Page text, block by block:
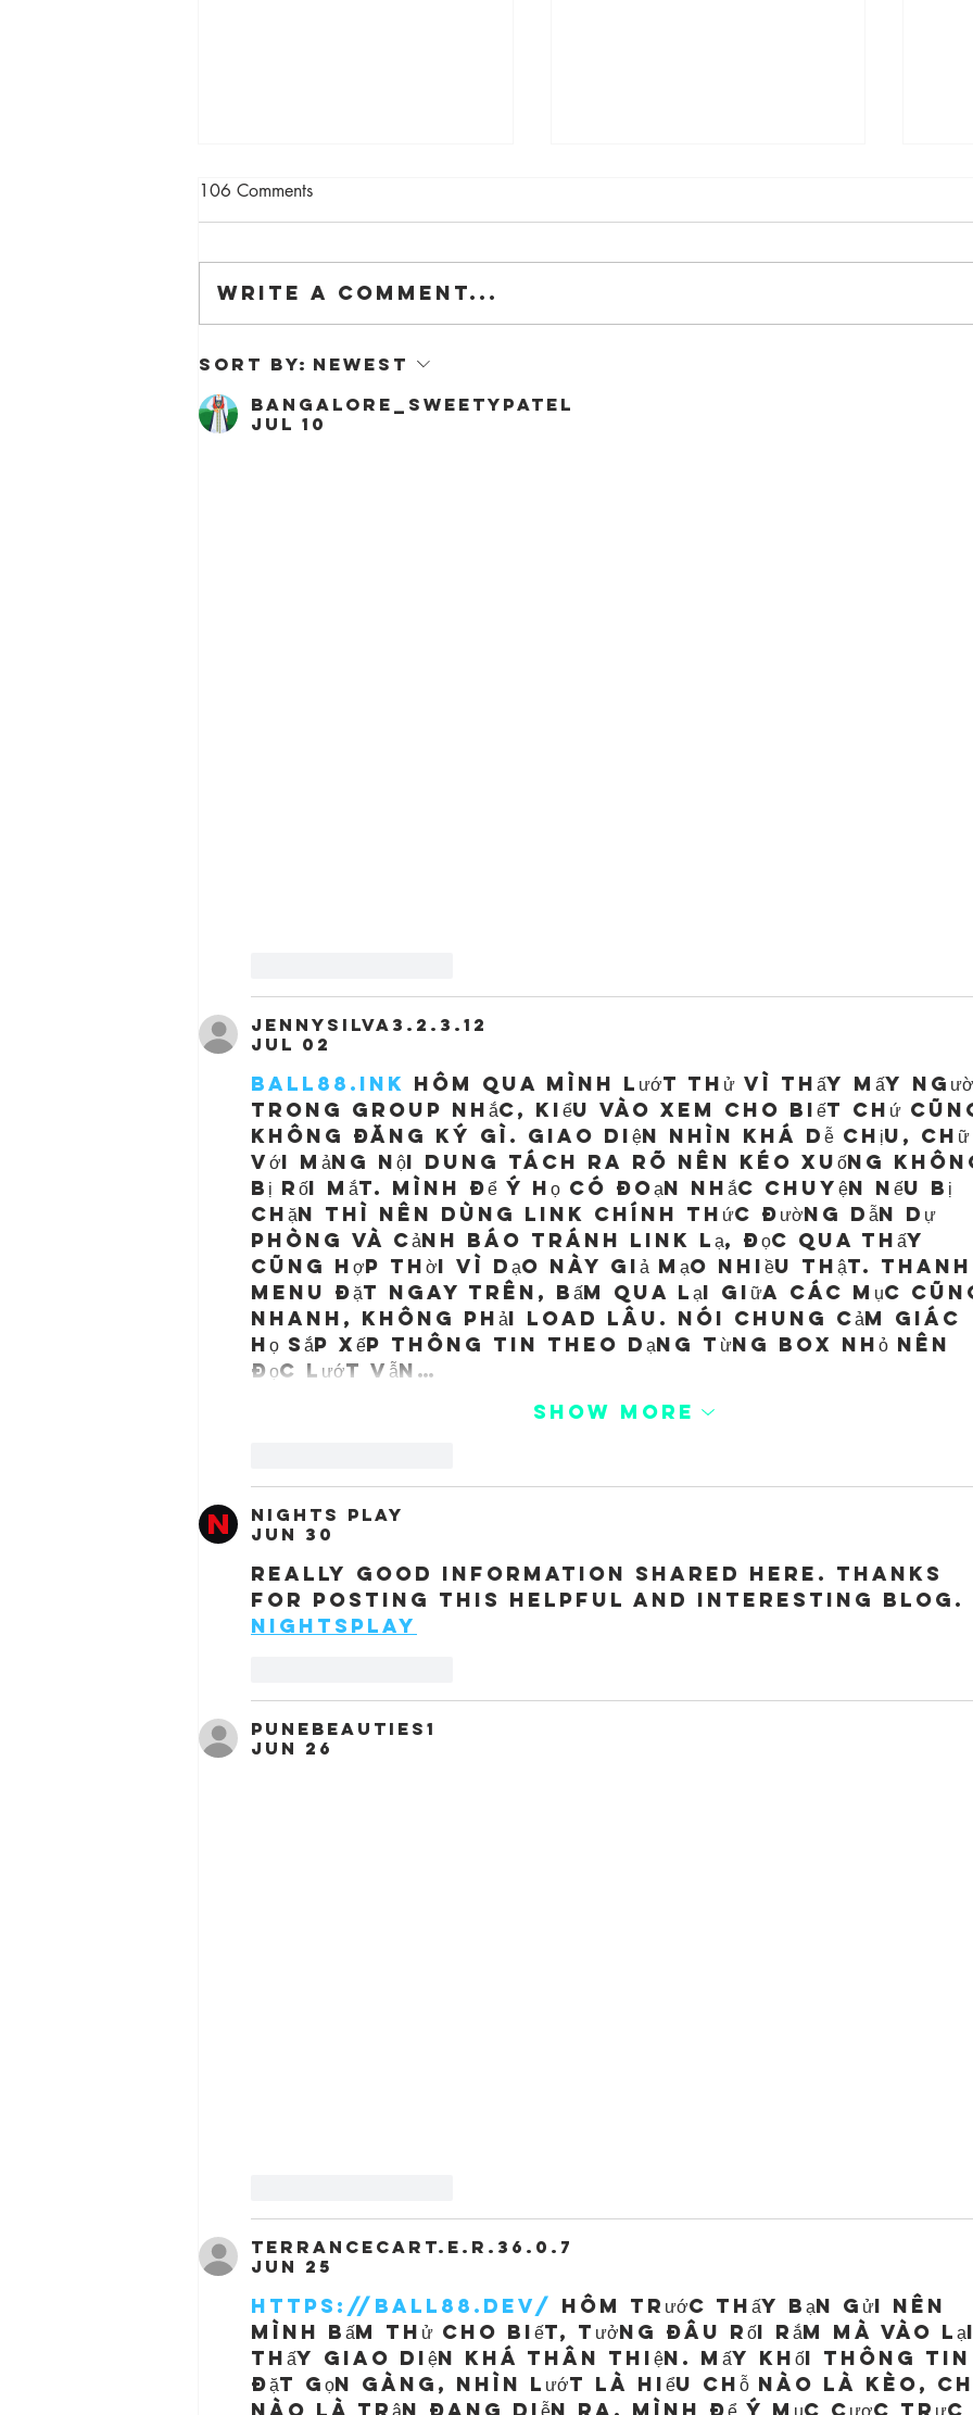
The Barn is on Dezeen!
106 Comments
Write a comment...
Sort by: Newest
bangalore_sweetypatel
Jul 10
jennysilva3.2.3.12
Jul 02
ball88.ink hôm qua mình lướt thử vì thấy mấy
trong group nhắc, kiểu vào xem cho biết chứ
không đăng ký gì. Giao diện nhìn khá dễ chịu, chữ
với mảng nội dung tách ra rõ nên kéo xuống
bị rối mắt. Mình để ý họ có đoạn nhắc chuyện nếu bị
chặn thì nên dùng link chính thức đường dẫn dự
phòng và cảnh báo tránh link lạ, đọc qua thấy
cũng hợp thời vì dạo này giả mạo nhiều thật. Thanh
menu đặt ngay trên, bấm qua lại giữa các mục
nhanh, không phải load lâu. Nói chung cảm giác
họ sắp xếp thông tin theo dạng từng box nhỏ nên
đọc lướt vẫn…
Show More
Nights Play
Jun 30
Really good information shared here. Thanks
for posting this helpful and interesting blog.
Nightsplay
punebeauties1
Jun 26
terrancecart.e.r.36.0.7
Jun 25
https://ball88.dev/ hôm trước thấy bạn gửi nên
mình bấm thử cho biết, tưởng đâu rối rắm mà vào lại
thấy giao diện khá thân thiện. Mấy khối thông tin
đặt gọn gàng, nhìn lướt là hiểu chỗ nào là kèo,